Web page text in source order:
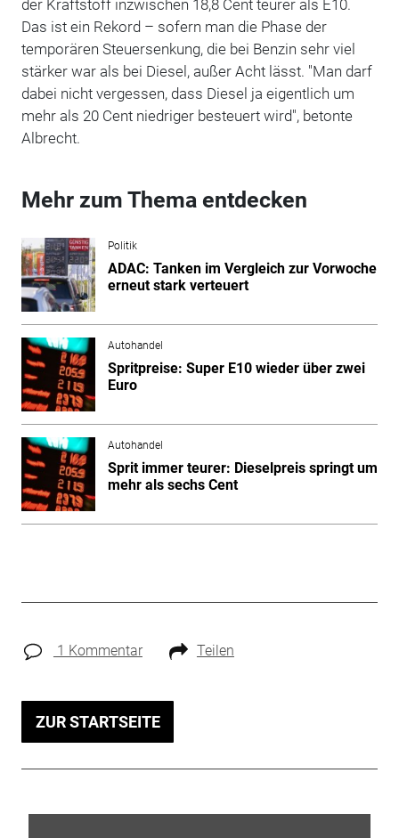
der Kraftstoff inzwischen 18,8 Cent teurer als E10.
Das ist ein Rekord – sofern man die Phase der
temporären Steuersenkung, die bei Benzin sehr viel
stärker war als bei Diesel, außer Acht lässt. "Man darf
dabei nicht vergessen, dass Diesel ja eigentlich um
mehr als 20 Cent niedriger besteuert wird", betonte
Albrecht.
Mehr zum Thema entdecken
Politik
ADAC: Tanken im Vergleich zur Vorwoche
erneut stark verteuert
Autohandel
Spritpreise: Super E10 wieder über zwei
Euro
Autohandel
Sprit immer teurer: Dieselpreis springt um
mehr als sechs Cent
1 Kommentar Teilen
ZUR STARTSEITE